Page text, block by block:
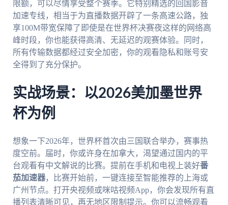
限额，可以尽情享受整个赛季。它特别精选的回国影音
加速专线，相当于为直播数据开辟了一条高速公路，独
享100M带宽保障了即使是在世界杯决赛夜这样的网络高
峰时段，你也能获得高清、无延迟的观赛体验。同时，
所有传输数据都经过安全加密，你的观看隐私和账号安
全得到了充分保护。
实战场景：以2026美加墨世界
杯为例
想象一下2026年，世界杯首次由三国联合举办，赛事热
度空前。届时，你或许身在加拿大，渴望通过国内的平
台观看有中文解说的比赛。提前在手机和电视上装好番
茄加速器，比赛开始前，一键连接至智能推荐的上海或
广州节点。打开央视频或咪咕视频App，你会发现所有直
播列表清晰可见，再无地区限制提示。你可以流畅观看